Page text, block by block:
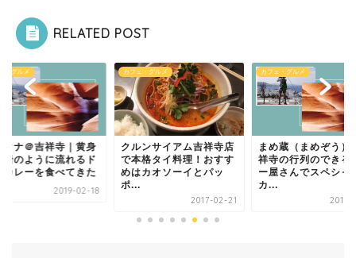
RELATED POST
・グルメ
ンサイアム吉祥寺店
格タイ料理！おすす
カオソーイとパッ
カフェ・グルメ
まめ蔵（まめぞう）｜吉
祥寺の行列のできるカレ
ー屋さんでスペシャル
カ...
2018-05-14
カフェ・グルメ
ナマステカトマンズ
通りの気になるあの
ー屋さんででかいナ
を...
2018-